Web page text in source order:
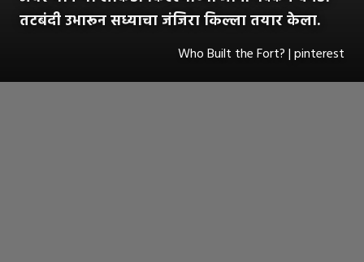
तटबंदी उभारून सध्याचा जंजिरा किल्ला तयार केला.
Who Built the Fort? | pinterest